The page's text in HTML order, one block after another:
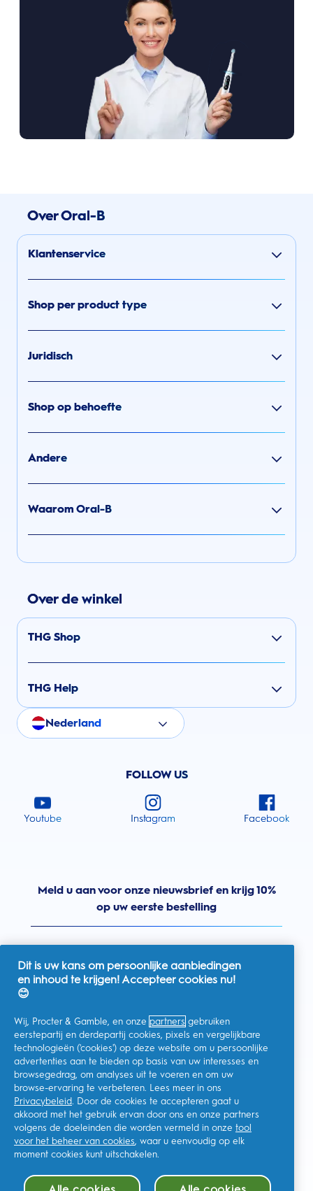
Over Oral-B
Klantenservice
Shop per product type
Juridisch
Shop op behoefte
Andere
Waarom Oral-B
Over de winkel
THG Shop
THG Help
Nederland
FOLLOW US
Youtube Instagram Facebook
Meld u aan voor onze nieuwsbrief en krijg 10%
op uw eerste bestelling
Ik geef toestemming voor het ontvangen van
gepersonaliseerde communicatie met betrekking tot
aanbiedingen, nieuws en andere promotionele initiatieven van
Oral-B en andere P&G-merkenvia e-mail en online kanalen. Ik
kan me op elk momentafmelden.
Procter & Gamble, als verwerkingsverantwoordelijke, zal uw
persoonlijke gegevens verwerken zodat u zich bij deze site kunt
registreren en de interactie kunt aangaan met de aangeboden
diensten en zodat P&G u, afhankelijk van uw toestemming,
relevante commerciële berichten kan sturen, waaronder
gepersonaliseerde advertenties in online media. Ontdek hier
Voor meer informatie over de verwerking van uw gegevens en
Dit is uw kans om persoonlijke aanbiedingen
en inhoud te krijgen! Accepteer cookies nu!
😊
Wij, Procter & Gamble, en onze partners gebruiken
eerstepartij en derdepartij cookies, pixels en vergelijkbare
technologieën ('cookies') op deze website om u persoonlijke
advertenties aan te bieden op basis van uw interesses en
browsegedrag, om analyses uit te voeren en om uw
browse-ervaring te verbeteren. Lees meer in ons
Privacybeleid. Door de cookies te accepteren gaat u
akkoord met het gebruik ervan door ons en onze partners
volgens de doeleinden die worden vermeld in onze tool
voor het beheer van cookies, waar u eenvoudig op elk
moment cookies kunt uitschakelen.